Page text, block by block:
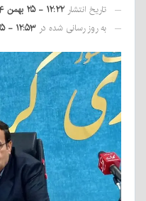
تاریخ انتشار ۱۲:۲۲ - ۲۵ بهمن ۱۴۰۴
به روز رسانی شده در ۱۲:۵۳ - ۲۵ بهمن ۱۴۰۴